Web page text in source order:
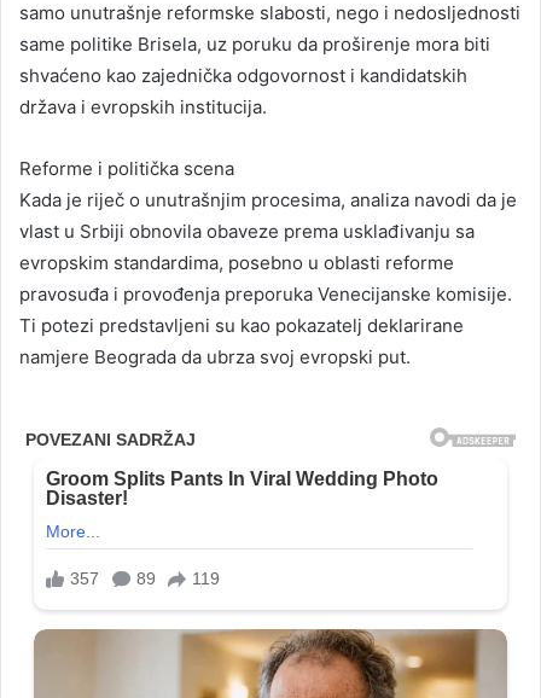
samo unutrašnje reformske slabosti, nego i nedosljednosti
same politike Brisela, uz poruku da proširenje mora biti
shvaćeno kao zajednička odgovornost i kandidatskih
država i evropskih institucija.
Reforme i politička scena
Kada je riječ o unutrašnjim procesima, analiza navodi da je
vlast u Srbiji obnovila obaveze prema usklađivanju sa
evropskim standardima, posebno u oblasti reforme
pravosuđa i provođenja preporuka Venecijanske komisije.
Ti potezi predstavljeni su kao pokazatelj deklarirane
namjere Beograda da ubrza svoj evropski put.